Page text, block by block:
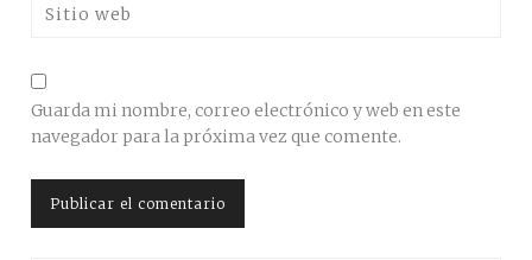
Guarda mi nombre, correo electrónico y web en este
navegador para la próxima vez que comente.